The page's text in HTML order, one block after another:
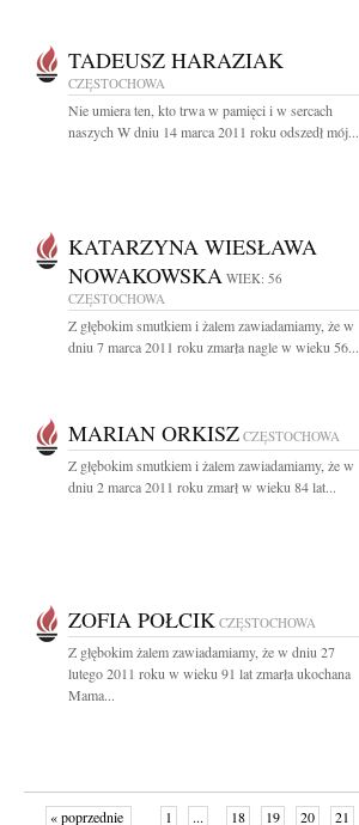
TADEUSZ HARAZIAK
CZĘSTOCHOWA
Nie umiera ten, kto trwa w pamięci i w sercach
naszych W dniu 14 marca 2011 roku odszedł mój...
KATARZYNA WIESŁAWA
NOWAKOWSKA WIEK: 56
CZĘSTOCHOWA
Z głębokim smutkiem i żalem zawiadamiamy, że w
dniu 7 marca 2011 roku zmarła nagle w wieku 56...
MARIAN ORKISZ CZĘSTOCHOWA
Z głębokim smutkiem i żalem zawiadamiamy, że w
dniu 2 marca 2011 roku zmarł w wieku 84 lat...
ZOFIA POŁCIK CZĘSTOCHOWA
Z głębokim żalem zawiadamiamy, że w dniu 27
lutego 2011 roku w wieku 91 lat zmarła ukochana
Mama...
« poprzednie 1 ... 18 19 20 21